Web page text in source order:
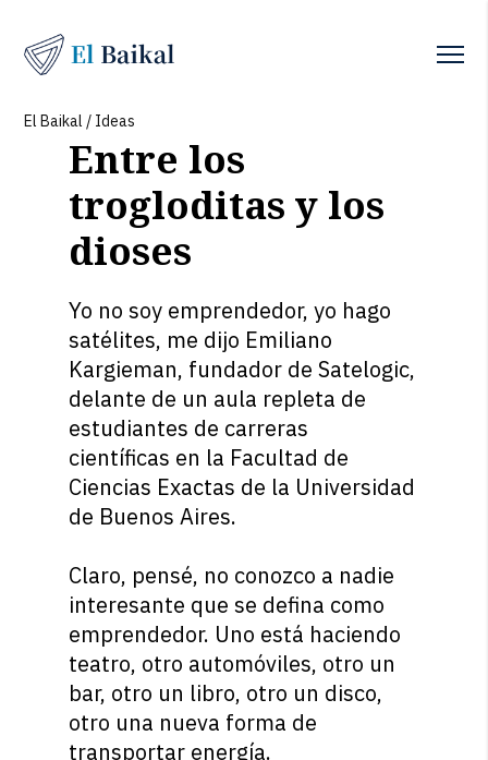
El Baikal / Ideas
Entre los
trogloditas y los
dioses
Yo no soy emprendedor, yo hago
satélites, me dijo Emiliano
Kargieman, fundador de Satelogic,
delante de un aula repleta de
estudiantes de carreras
científicas en la Facultad de
Ciencias Exactas de la Universidad
de Buenos Aires.
Claro, pensé, no conozco a nadie
interesante que se defina como
emprendedor. Uno está haciendo
teatro, otro automóviles, otro un
bar, otro un libro, otro un disco,
otro una nueva forma de
transportar energía.